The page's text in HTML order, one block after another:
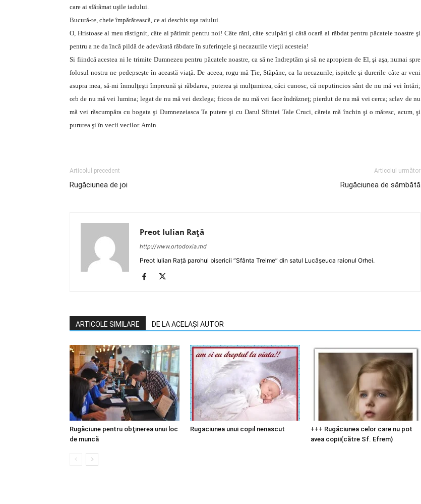
care ai sfărâmat uşile iadului.
Bucură-te, cheie împărătească, ce ai deschis uşa raiului.
O, Hristoase al meu răstignit, câte ai pătimit pentru noi! Câte răni, câte scuipări şi câtă ocară ai răbdat pentru păcatele noastre şi
pentru a ne da încă pildă de adevărată răbdare în suferinţele şi necazurile vieţii acesteia!
Si fiindcă acestea ni le trimite Dumnezeu pentru păcatele noastre, ca să ne îndreptăm şi să ne apropiem de El, şi aşa, numai spre
folosul nostru ne pedepseşte în această viaţă. De aceea, rogu-mă Ţie, Stăpâne, ca la necazurile, ispitele şi durerile câte ar veni
asupra mea, să-mi înmulţeşti împreună şi răbdarea, puterea şi mulţumirea, căci cunosc, că neputincios sânt de nu mă vei întări;
orb de nu mă vei lumina; legat de nu mă vei dezlega; fricos de nu mă vei face îndrăzneţ; pierdut de nu mă vei cerca; sclav de nu
mă vei răscumpăra cu bogata şi Dumnezeiasca Ta putere şi cu Darul Sfintei Tale Cruci, căreia mă închin şi o măresc, acum, şi
pururea şi în vecii vecilor. Amin.
Articolul precedent
Rugăciunea de joi
Articolul următor
Rugăciunea de sâmbătă
Preot Iulian Raţă
http://www.ortodoxia.md
Preot Iulian Rață parohul bisericii ”Sfânta Treime” din satul Lucășeuca raionul Orhei.
ARTICOLE SIMILARE DE LA ACELAȘI AUTOR
Rugăciune pentru obţinerea unui loc
de muncă
Rugaciunea unui copil nenascut
+++ Rugăciunea celor care nu pot
avea copii(către Sf. Efrem)